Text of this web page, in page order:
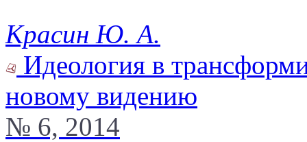
Красин Ю. А.
Идеология в
новому видению
№ 6, 2014